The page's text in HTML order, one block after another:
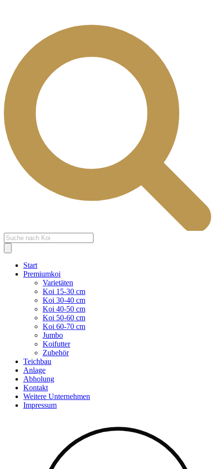
Products
search
Start
Premiumkoi
Varietäten
Koi 15-30 cm
Koi 30-40 cm
Koi 40-50 cm
Koi 50-60 cm
Koi 60-70 cm
Jumbo
Koifutter
Zubehör
Teichbau
Anlage
Abholung
Kontakt
Weitere Unternehmen
Impressum